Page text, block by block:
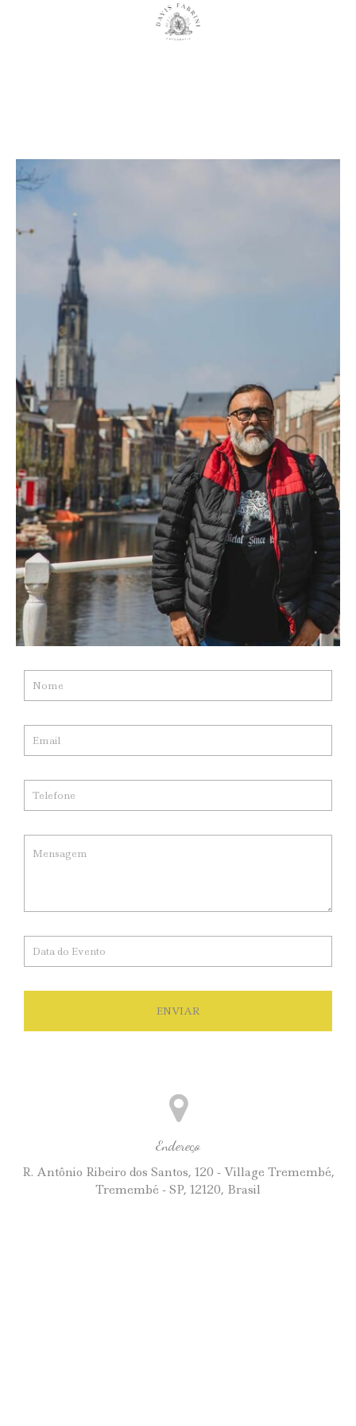
ENVIAR
Endereço
R. Antônio Ribeiro dos Santos, 120 - Village Tremembé,
Tremembé - SP, 12120, Brasil